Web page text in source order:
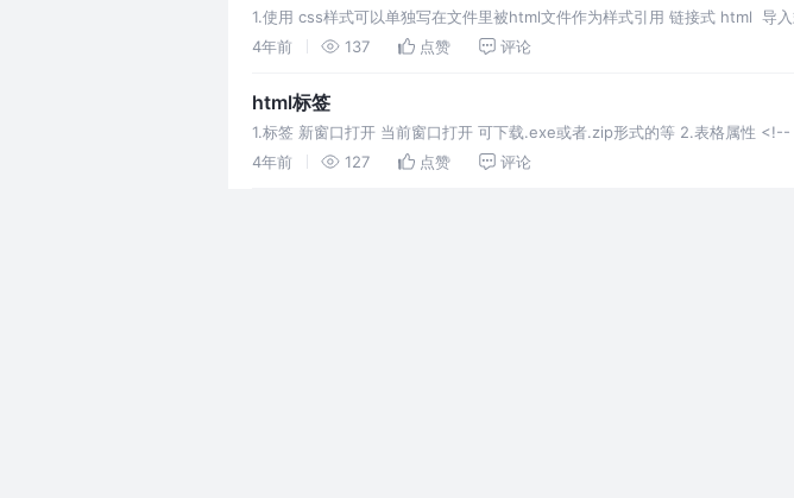
1.使用 css样式可以单独写在文件里被html文件作为样式引用 链接式 html 导
4年前
137 点赞 评论
html标签
1.标签 新窗口打开 当前窗口打开 可下载.exe或者.zip形式的等 2.表格属性
4年前
127 点赞 评论